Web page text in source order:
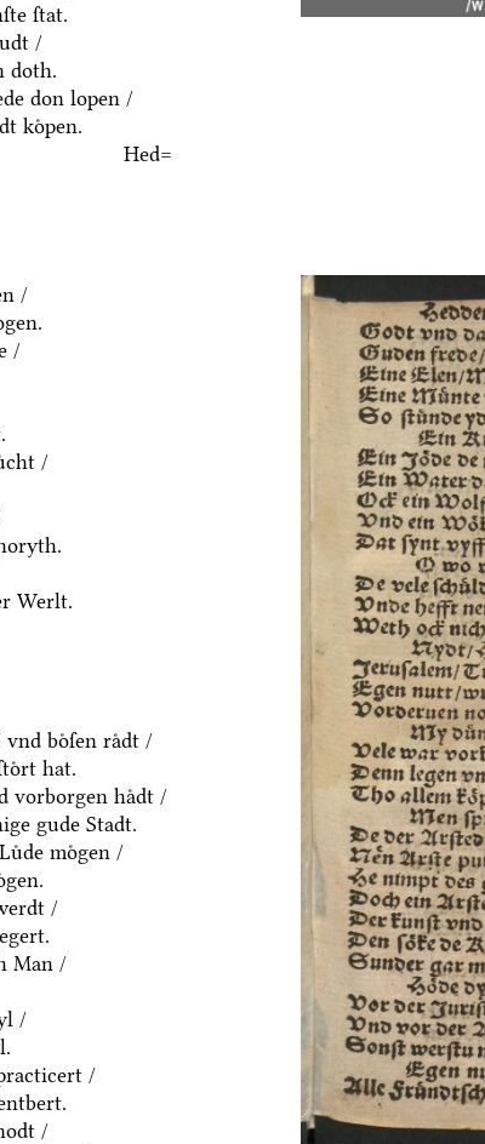
ſtat.
/
doth.
don lopen /
koͤpen.
Hed=
/
/
/
Werlt.
boͤſen raͤdt /
hat.
vorborgen haͤdt /
gude Stadt.
moͤgen /
/
Man /
/
/
/